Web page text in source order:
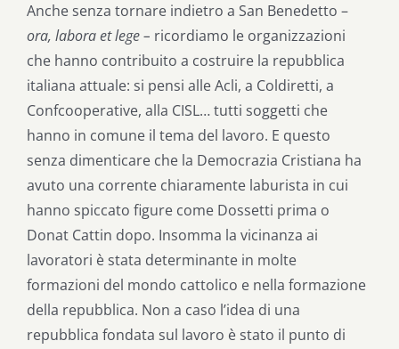
Anche senza tornare indietro a San Benedetto –
ora, labora et lege – ricordiamo le organizzazioni
che hanno contribuito a costruire la repubblica
italiana attuale: si pensi alle Acli, a Coldiretti, a
Confcooperative, alla CISL… tutti soggetti che
hanno in comune il tema del lavoro. E questo
senza dimenticare che la Democrazia Cristiana ha
avuto una corrente chiaramente laburista in cui
hanno spiccato figure come Dossetti prima o
Donat Cattin dopo. Insomma la vicinanza ai
lavoratori è stata determinante in molte
formazioni del mondo cattolico e nella formazione
della repubblica. Non a caso l’idea di una
repubblica fondata sul lavoro è stato il punto di